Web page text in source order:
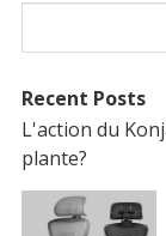
Recent Posts
L'action du
plante?